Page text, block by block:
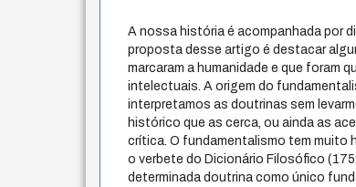
A nossa história é acompanhada por
proposta desse artigo é destacar
marcaram a humanidade e que foram
intelectuais. A origem do
interpretamos as doutrinas sem
histórico que as cerca, ou ainda as
crítica. O fundamentalismo tem muito
o verbete do Dicionário Filosófico
determinada doutrina como único